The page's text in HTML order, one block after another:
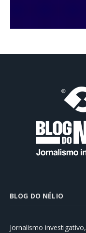
BLOG DO NÉLIO
Jornalismo